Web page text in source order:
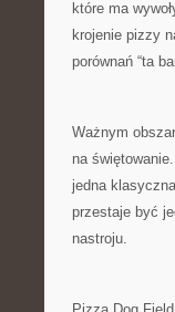
które ma
krojenie pizzy
porównań “ta
Ważnym
na
jedna
przestaje być
nastroju.